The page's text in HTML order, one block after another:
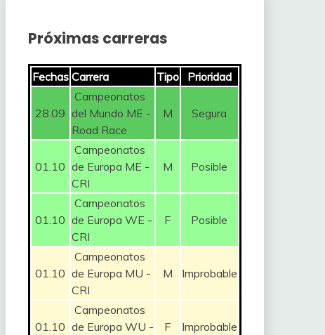
Próximas carreras
Fechas Carrera Tipo Prioridad
28.09
Campeonatos
del Mundo ME -
Road Race
M Segura
01.10
Campeonatos
de Europa ME -
CRI
M Posible
01.10
Campeonatos
de Europa WE -
CRI
F Posible
01.10
Campeonatos
de Europa MU -
CRI
M Improbable
01.10
Campeonatos
de Europa WU -
F Improbable